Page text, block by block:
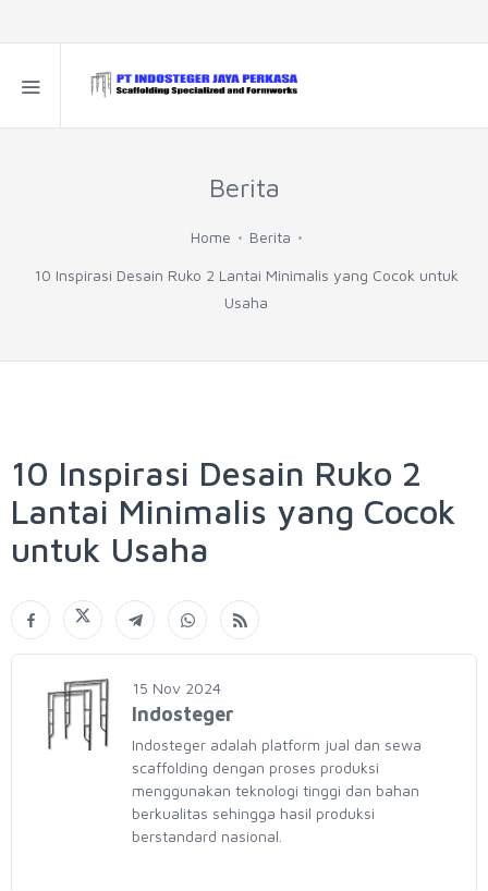
Berita
Home Berita
10 Inspirasi Desain Ruko 2 Lantai Minimalis yang Cocok untuk
Usaha
10 Inspirasi Desain Ruko 2
Lantai Minimalis yang Cocok
untuk Usaha
15 Nov 2024
Indosteger
Indosteger adalah platform jual dan sewa
scaffolding dengan proses produksi
menggunakan teknologi tinggi dan bahan
berkualitas sehingga hasil produksi
berstandard nasional.